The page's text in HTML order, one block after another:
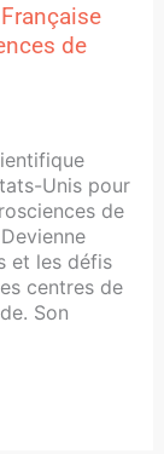
de
Unis pour
de
et les défis
centres de
Son